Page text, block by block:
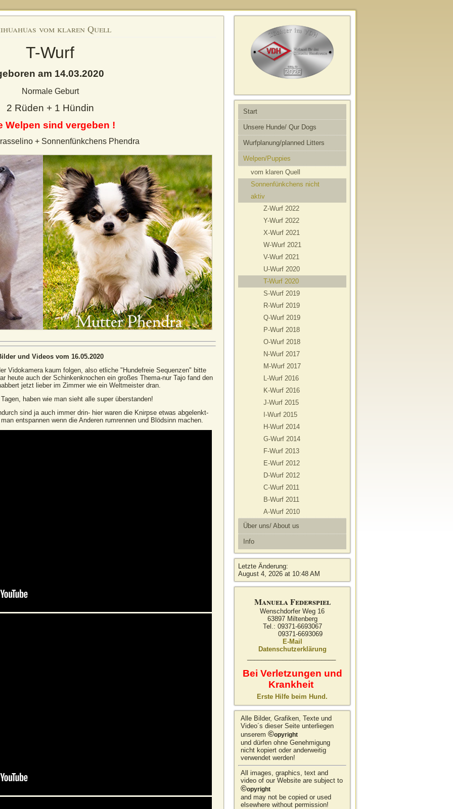
vom klaren Quell
T-Wurf
am 14.03.2020
Normale Geburt
2 Rüden + 1 Hündin
Welpen sind vergeben !
+ Sonnenfünkchens Phendra
und Videos vom 16.05.2020
Vidokamera kaum folgen, also etliche "Hundefreie Sequenzen" bitte
heute auch der Schinkenknochen ein großes Thema-nur Tajo fand den
jetzt lieber im Zimmer wie ein Weltmeister dran.
haben wie man sieht alle super überstanden!
sind ja auch immer drin- hier waren die Knirpse etwas abgelenkt-
entspannen wenn die Anderen rumrennen und Blödsinn machen.
Start
Unsere Hunde/ Qur Dogs
Wurfplanung/planned Litters
Welpen/Puppies
vom klaren Quell
Sonnenfünkchens nicht
aktiv
Z-Wurf 2022
Y-Wurf 2022
X-Wurf 2021
W-Wurf 2021
V-Wurf 2021
U-Wurf 2020
T-Wurf 2020
S-Wurf 2019
R-Wurf 2019
Q-Wurf 2019
P-Wurf 2018
O-Wurf 2018
N-Wurf 2017
M-Wurf 2017
L-Wurf 2016
K-Wurf 2016
J-Wurf 2015
I-Wurf 2015
H-Wurf 2014
G-Wurf 2014
F-Wurf 2013
E-Wurf 2012
D-Wurf 2012
C-Wurf 2011
B-Wurf 2011
A-Wurf 2010
Über uns/ About us
Info
Letzte Änderung:
August 4, 2026 at 10:48 AM
Manuela Federspiel
Wenschdorfer Weg 16
63897 Miltenberg
Tel.: 09371-6693067
09371-6693069
E-Mail
Datenschutzerklärung
Bei Verletzungen und
Krankheit
Erste Hilfe beim Hund.
Alle Bilder, Grafiken, Texte und
Video´s dieser Seite unterliegen
unserem ©opyright
und dürfen ohne Genehmigung
nicht kopiert oder anderweitig
verwendet werden!
All images, graphics, text and
video of our Website are subject to
©opyright
and may not be copied or used
elsewhere without permission!